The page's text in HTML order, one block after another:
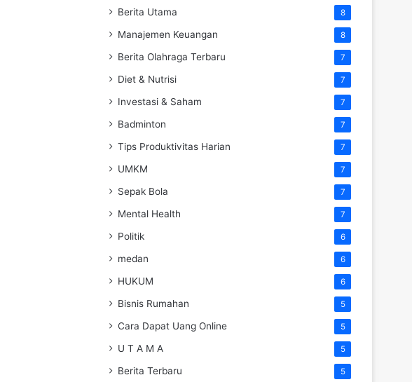
Berita Utama 8
Manajemen Keuangan 8
Berita Olahraga Terbaru 7
Diet & Nutrisi 7
Investasi & Saham 7
Badminton 7
Tips Produktivitas Harian 7
UMKM 7
Sepak Bola 7
Mental Health 7
Politik 6
medan 6
HUKUM 6
Bisnis Rumahan 5
Cara Dapat Uang Online 5
U T A M A 5
Berita Terbaru 5